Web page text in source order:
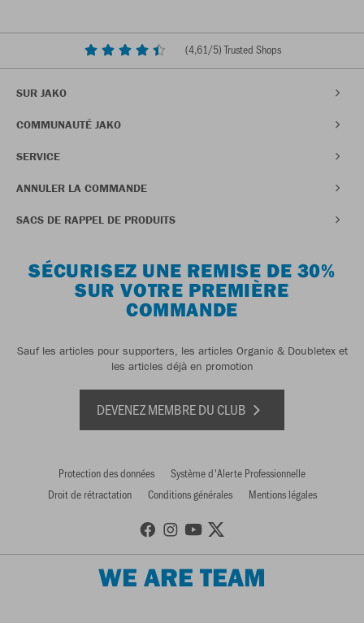
(4,61/5) Trusted Shops
SUR JAKO
COMMUNAUTÉ JAKO
SERVICE
ANNULER LA COMMANDE
SACS DE RAPPEL DE PRODUITS
SÉCURISEZ UNE REMISE DE 30%
SUR VOTRE PREMIÈRE
COMMANDE
Sauf les articles pour supporters, les articles Organic & Doubletex et
les articles déjà en promotion
DEVENEZ MEMBRE DU CLUB
Protection des données
Système d'Alerte Professionnelle
Droit de rétractation
Conditions générales Mentions légales
WE ARE TEAM